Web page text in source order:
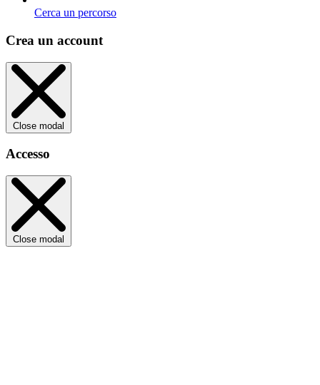
Cerca un percorso
Crea un account
Close modal
Accesso
Close modal